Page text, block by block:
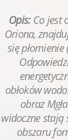
Opis: Co jest
Oriona,
się płomienie
obłoków
obraz
widoczne stają
obszaru